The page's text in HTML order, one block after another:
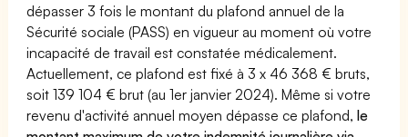
dépasser 3 fois le montant du plafond annuel de la
Sécurité sociale (PASS) en vigueur au moment où votre
incapacité de travail est constatée médicalement.
Actuellement, ce plafond est fixé à 3 x 46 368 € bruts,
soit 139 104 € brut (au 1er janvier 2024). Même si votre
revenu d'activité annuel moyen dépasse ce plafond,le